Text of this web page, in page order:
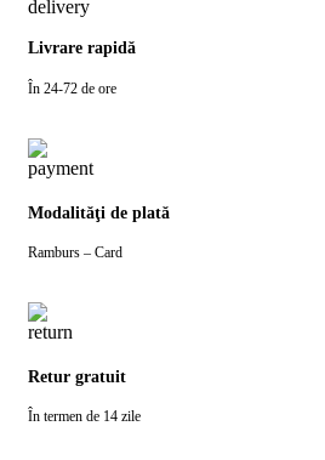
Livrare rapidă
În 24-72 de ore
Modalităţi de plată
Ramburs – Card
Retur gratuit
În termen de 14 zile